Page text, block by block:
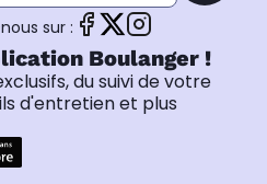
sur :
Boulanger !
du suivi de votre
d'entretien et plus